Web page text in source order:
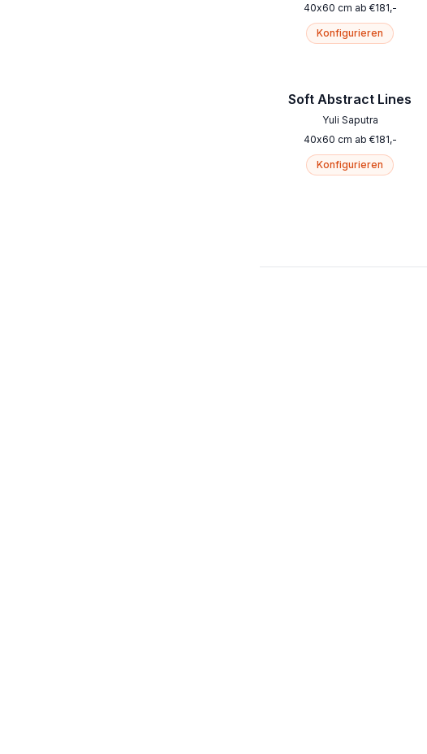
40x60 cm ab €181,-
Konfigurieren
Soft Abstract Lines
Yuli Saputra
40x60 cm ab €181,-
Konfigurieren